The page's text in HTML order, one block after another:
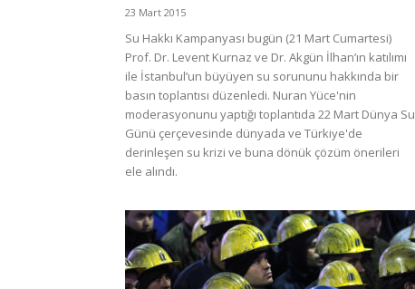
23 Mart 2015
Su Hakkı Kampanyası bugün (21 Mart Cumartesi)
Prof. Dr. Levent Kurnaz ve Dr. Akgün İlhan’ın katılımı
ile İstanbul’un büyüyen su sorununu hakkında bir
basın toplantısı düzenledi. Nuran Yüce'nin
moderasyonunu yaptığı toplantıda 22 Mart Dünya Su
Günü çerçevesinde dünyada ve Türkiye'de
derinleşen su krizi ve buna dönük çözüm önerileri
ele alındı.